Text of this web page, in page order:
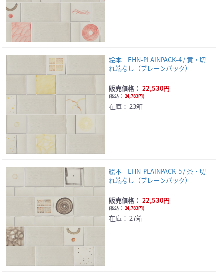
絵本 EHN-PLAINPACK-4 / 黄・切
れ端なし（プレーンパック）
販売価格： 22,530円
(税込： 24,783円)
在庫： 23箱
絵本 EHN-PLAINPACK-5 / 茶・切
れ端なし（プレーンパック）
販売価格： 22,530円
(税込： 24,783円)
在庫： 27箱